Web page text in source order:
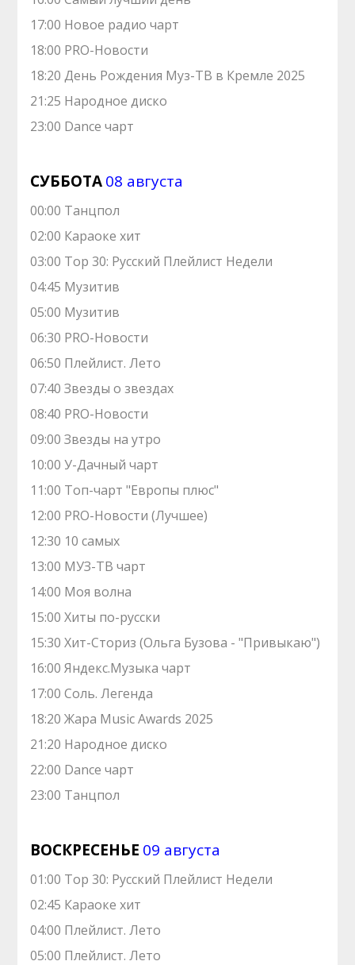
17:00 Новое радио чарт
18:00 PRO-Новости
18:20 День Рождения Муз-ТВ в Кремле 2025
21:25 Нарoдноe диско
23:00 Dance чарт
СУББОТА08 августа
00:00 Танцпол
02:00 Караоке хит
03:00 Top 30: Русский Плейлист Недели
04:45 Музитив
05:00 Музитив
06:30 PRO-Новости
06:50 Плейлист. Лето
07:40 Звезды о звездах
08:40 PRO-Новости
09:00 Звeзды на yтро
10:00 У-Дачный чарт
11:00 Топ-чарт "Европы плюс"
12:00 PRO-Новости (Лучшее)
12:30 10 самых
13:00 МУЗ-ТВ чарт
14:00 Моя волна
15:00 Хиты по-русски
15:30 Хит-Сториз (Ольга Бузова - "Привыкаю")
16:00 Яндекс.Музыка чарт
17:00 Соль. Легенда
18:20 Жара Music Awards 2025
21:20 Нарoдноe диско
22:00 Dance чарт
23:00 Танцпол
ВОСКРЕСЕНЬЕ 09 августа
01:00 Top 30: Русский Плейлист Недели
02:45 Караоке хит
04:00 Плейлист. Лето
05:00 Плейлист. Лето